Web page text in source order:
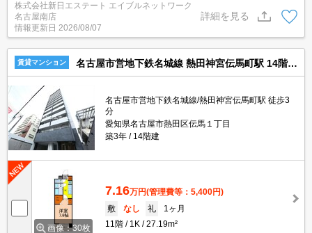
株式会社新日エステート エイブルネットワーク
名古屋南店
情報更新日 2026/08/07
詳細を見る
賃貸マンション 名古屋市営地下鉄名城線 熱田神宮伝馬町駅 14階建 築3年
名古屋市営地下鉄名城線/熱田神宮伝馬町駅 徒歩3
分
愛知県名古屋市熱田区伝馬１丁目
築3年
14階建
画像：30枚
7.16万円(管理費等：5,400円)
敷
なし 礼
1ヶ月
11階
1K 27.19m²